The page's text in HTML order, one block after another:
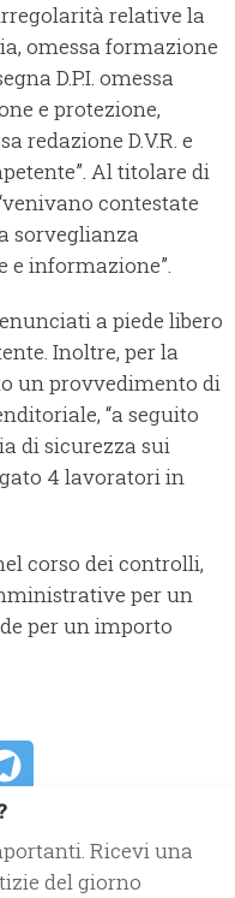
relative la
omessa formazione
D.P.I. omessa
e protezione,
redazione D.V.R. e
Al titolare di
contestate
sorveglianza
e informazione”.
a piede libero
Inoltre, per la
un provvedimento di
“a seguito
di sicurezza sui
4 lavoratori in
corso dei controlli,
per un
per un importo
Ricevi una
del giorno